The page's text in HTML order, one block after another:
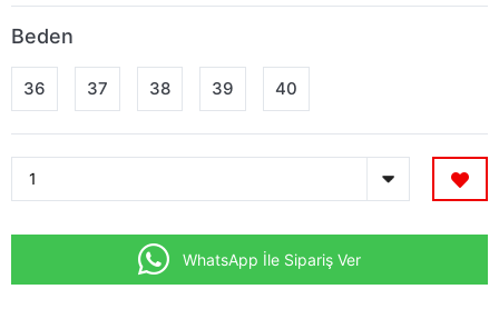
Beden
36 37 38 39 40
WhatsApp İle Sipariş Ver